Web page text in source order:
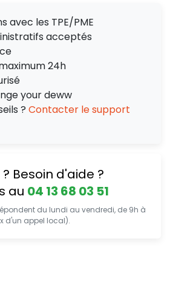
avec les TPE/PME
acceptés
24h
your deww
? Contacter le support
Besoin d'aide ?
au 04 13 68 03 51
du lundi au vendredi, de 9h à
d'un appel local).